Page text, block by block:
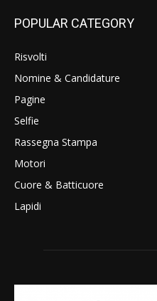
POPULAR CATEGORY
Risvolti
Nomine & Candidature
Pagine
Selfie
Rassegna Stampa
Motori
Cuore & Batticuore
Lapidi